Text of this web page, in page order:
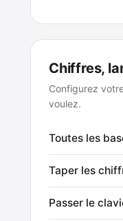
Chiffres,
Configurez
voulez.
Toutes les
Taper les
Passer le